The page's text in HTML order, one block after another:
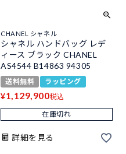
CHANEL シャネル
シャネル ハンドバッグ レデ
ィース ブラック CHANEL
AS4544 B14863 94305
送料無料 ラッピング
¥1,129,900税込
在庫切れ
詳細を見る